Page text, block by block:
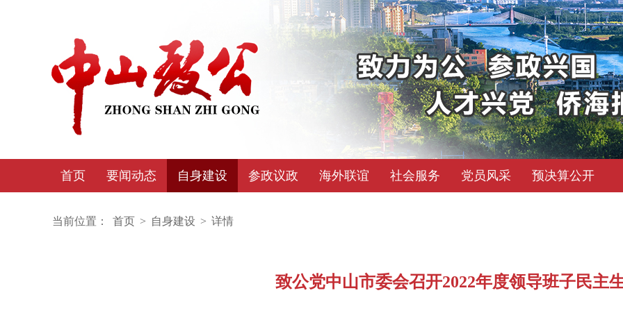
首页 要闻动态 自身建设 参政议政 海外联谊 社会服务 党员风采 预决算公开
当前位置： 首页 > 自身建设 > 详情
致公党中山市委会召开2022年度领导班子民主